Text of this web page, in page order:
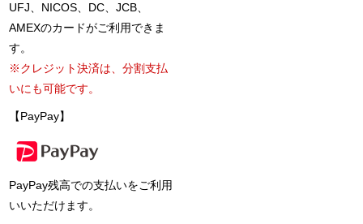
UFJ、NICOS、DC、JCB、
AMEXのカードがご利用できま
す。
※クレジット決済は、分割支払
いにも可能です。
【PayPay】
PayPay残高での支払いをご利用
いいただけます。